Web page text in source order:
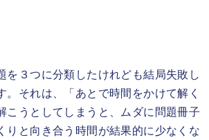
３つに分類したけれども結局失敗し
それは、「あとで時間をかけて解く
うとしてしまうと、ムダに問題冊子
と向き合う時間が結果的に少なくな